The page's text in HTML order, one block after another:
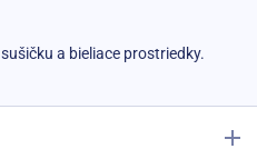
a bieliace prostriedky.